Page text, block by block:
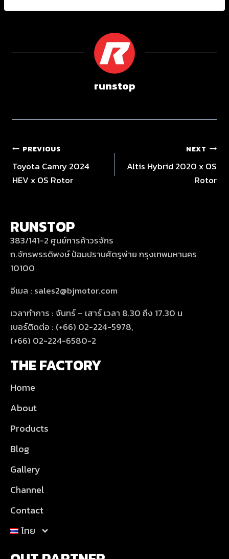
runstop
PREVIOUS
Toyota Camry 2024
HEV x OS Rotor
NEXT
Altis Hybrid 2020 x OS
Rotor
RUNSTOP
383/141-2 ศูนย์การค้าวรจักร
ถ.จักรพรรดิพงษ์ ป้อมปราบศัตรูพ่าย กรุงเทพมหานคร
10100
อีเมล : sales2@bjmotor.com
เวลาทำการ : จันทร์ – เสาร์ เวลา 8.30 ถึง 17.30 น
เบอร์ติดต่อ : (+66) 02-224-5978,
(+66) 02-224-6580-2
THE FACTORY
Home
About
Products
Blog
Gallery
Channel
Contact
ไทย